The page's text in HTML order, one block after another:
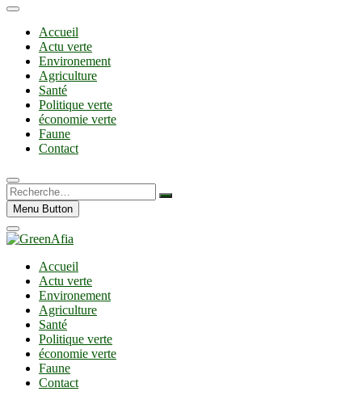
Accueil
Actu verte
Environement
Agriculture
Santé
Politique verte
économie verte
Faune
Contact
Recherche…
Menu Button
Accueil
Actu verte
Environement
Agriculture
Santé
Politique verte
économie verte
Faune
Contact